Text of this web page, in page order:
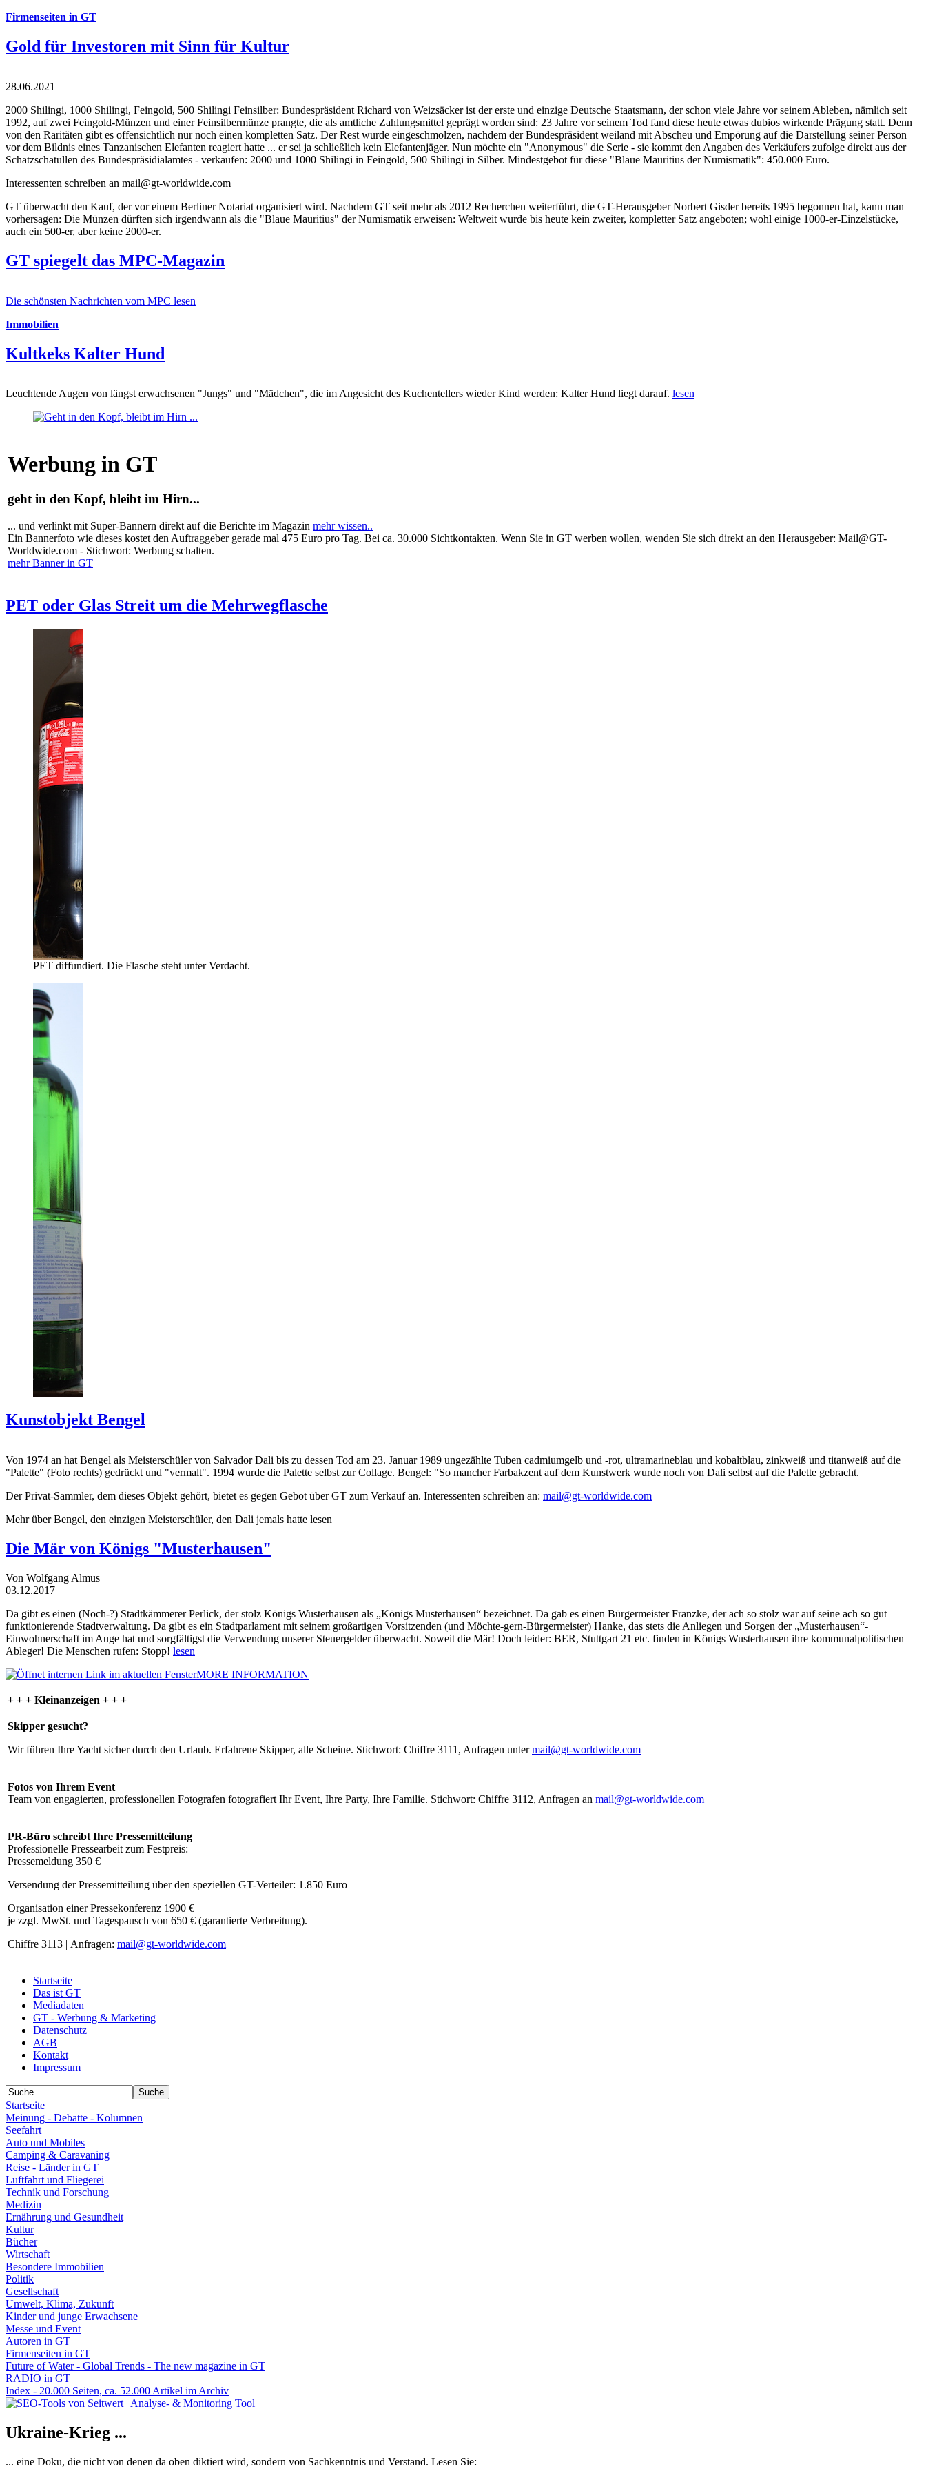
Firmenseiten in GT
Gold für Investoren mit Sinn für Kultur
28.06.2021
2000 Shilingi, 1000 Shilingi, Feingold, 500 Shilingi Feinsilber: Bundespräsident Richard von Weizsäcker ist der erste und einzige Deutsche Staatsmann, der schon viele Jahre vor seinem Ableben, nämlich seit
1992, auf zwei Feingold-Münzen und einer Feinsilbermünze prangte, die als amtliche Zahlungsmittel geprägt worden sind: 23 Jahre vor seinem Tod fand diese heute etwas dubios wirkende Prägung statt. Denn
von den Raritäten gibt es offensichtlich nur noch einen kompletten Satz. Der Rest wurde eingeschmolzen, nachdem der Bundespräsident weiland mit Abscheu und Empörung auf die Darstellung seiner Person
vor dem Bildnis eines Tanzanischen Elefanten reagiert hatte ... er sei ja schließlich kein Elefantenjäger. Nun möchte ein "Anonymous" die Serie - sie kommt den Angaben des Verkäufers zufolge direkt aus der
Schatzschatullen des Bundespräsidialamtes - verkaufen: 2000 und 1000 Shilingi in Feingold, 500 Shilingi in Silber. Mindestgebot für diese "Blaue Mauritius der Numismatik": 450.000 Euro.
Interessenten schreiben an mail@gt-worldwide.com
GT überwacht den Kauf, der vor einem Berliner Notariat organisiert wird. Nachdem GT seit mehr als 2012 Recherchen weiterführt, die GT-Herausgeber Norbert Gisder bereits 1995 begonnen hat, kann man
vorhersagen: Die Münzen dürften sich irgendwann als die "Blaue Mauritius" der Numismatik erweisen: Weltweit wurde bis heute kein zweiter, kompletter Satz angeboten; wohl einige 1000-er-Einzelstücke,
auch ein 500-er, aber keine 2000-er.
GT spiegelt das MPC-Magazin
Die schönsten Nachrichten vom MPC lesen
Immobilien
Kultkeks Kalter Hund
Leuchtende Augen von längst erwachsenen "Jungs" und "Mädchen", die im Angesicht des Kuchentellers wieder Kind werden: Kalter Hund liegt darauf. lesen
Werbung in GT
geht in den Kopf, bleibt im Hirn...
... und verlinkt mit Super-Bannern direkt auf die Berichte im Magazin mehr wissen..
Ein Bannerfoto wie dieses kostet den Auftraggeber gerade mal 475 Euro pro Tag. Bei ca. 30.000 Sichtkontakten. Wenn Sie in GT werben wollen, wenden Sie sich direkt an den Herausgeber: Mail@GT-
Worldwide.com - Stichwort: Werbung schalten.
mehr Banner in GT
PET oder Glas Streit um die Mehrwegflasche
PET diffundiert. Die Flasche steht unter Verdacht.
Kunstobjekt Bengel
Von 1974 an hat Bengel als Meisterschüler von Salvador Dali bis zu dessen Tod am 23. Januar 1989 ungezählte Tuben cadmiumgelb und -rot, ultramarineblau und kobaltblau, zinkweiß und titanweiß auf die
"Palette" (Foto rechts) gedrückt und "vermalt". 1994 wurde die Palette selbst zur Collage. Bengel: "So mancher Farbakzent auf dem Kunstwerk wurde noch von Dali selbst auf die Palette gebracht.
Der Privat-Sammler, dem dieses Objekt gehört, bietet es gegen Gebot über GT zum Verkauf an. Interessenten schreiben an: mail@gt-worldwide.com
Mehr über Bengel, den einzigen Meisterschüler, den Dali jemals hatte lesen
Die Mär von Königs "Musterhausen"
Von Wolfgang Almus
03.12.2017
Da gibt es einen (Noch-?) Stadtkämmerer Perlick, der stolz Königs Wusterhausen als „Königs Musterhausen“ bezeichnet. Da gab es einen Bürgermeister Franzke, der ach so stolz war auf seine ach so gut
funktionierende Stadtverwaltung. Da gibt es ein Stadtparlament mit seinem großartigen Vorsitzenden (und Möchte-gern-Bürgermeister) Hanke, das stets die Anliegen und Sorgen der „Musterhausen“-
Einwohnerschaft im Auge hat und sorgfältigst die Verwendung unserer Steuergelder überwacht. Soweit die Mär! Doch leider: BER, Stuttgart 21 etc. finden in Königs Wusterhausen ihre kommunalpolitischen
Ableger! Die Menschen rufen: Stopp! lesen
MORE INFORMATION
+ + + Kleinanzeigen + + +
Skipper gesucht?
Wir führen Ihre Yacht sicher durch den Urlaub. Erfahrene Skipper, alle Scheine. Stichwort: Chiffre 3111, Anfragen untermail@gt-worldwide.com
Fotos von Ihrem Event
Team von engagierten, professionellen Fotografen fotografiert Ihr Event, Ihre Party, Ihre Familie. Stichwort: Chiffre 3112, Anfragen an mail@gt-worldwide.com
PR-Büro schreibt Ihre Pressemitteilung
Professionelle Pressearbeit zum Festpreis:
Pressemeldung 350 €
Versendung der Pressemitteilung über den speziellen GT-Verteiler: 1.850 Euro
Organisation einer Pressekonferenz 1900 €
je zzgl. MwSt. und Tagespausch von 650 € (garantierte Verbreitung).
Chiffre 3113 | Anfragen: mail@gt-worldwide.com
Startseite
Das ist GT
Mediadaten
GT - Werbung & Marketing
Datenschutz
AGB
Kontakt
Impressum
Startseite
Meinung - Debatte - Kolumnen
Seefahrt
Auto und Mobiles
Camping & Caravaning
Reise - Länder in GT
Luftfahrt und Fliegerei
Technik und Forschung
Medizin
Ernährung und Gesundheit
Kultur
Bücher
Wirtschaft
Besondere Immobilien
Politik
Gesellschaft
Umwelt, Klima, Zukunft
Kinder und junge Erwachsene
Messe und Event
Autoren in GT
Firmenseiten in GT
Future of Water - Global Trends - The new magazine in GT
RADIO in GT
Index - 20.000 Seiten, ca. 52.000 Artikel im Archiv
Ukraine-Krieg ...
... eine Doku, die nicht von denen da oben diktiert wird, sondern von Sachkenntnis und Verstand. Lesen Sie: